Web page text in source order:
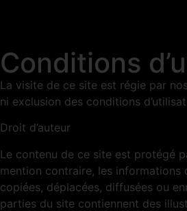
Conditions
La visite de ce site est régie par
ni exclusion des conditions
Droit d’auteur
Le contenu de ce site est protégé
mention contraire, les informations
copiées, déplacées, diffusées ou
parties du site contiennent des